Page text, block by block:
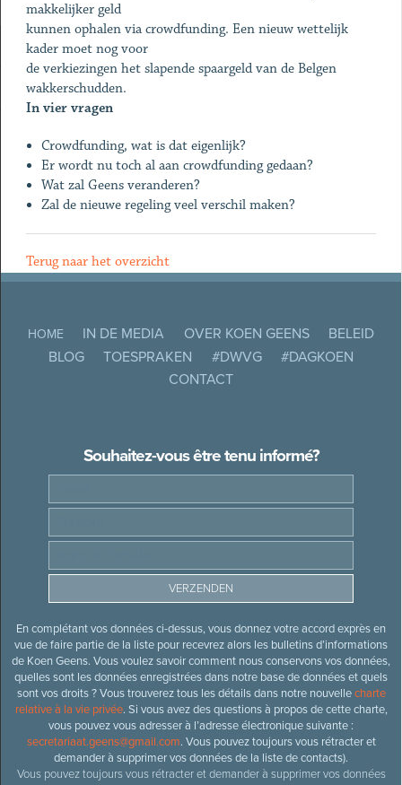
makkelijker geld
kunnen ophalen via crowdfunding. Een nieuw wettelijk
kader moet nog voor
de verkiezingen het slapende spaargeld van de Belgen
wakkerschudden.
In vier vragen
Crowdfunding, wat is dat eigenlijk?
Er wordt nu toch al aan crowdfunding gedaan?
Wat zal Geens veranderen?
Zal de nieuwe regeling veel verschil maken?
Terug naar het overzicht
HOME IN DE MEDIA OVER KOEN GEENS
BELEID
BLOG
TOESPRAKEN #DWVG
#DAGKOEN
CONTACT
Souhaitez-vous être tenu informé?
En complétant vos données ci-dessus, vous donnez votre accord exprès en
vue de faire partie de la liste pour recevrez alors les bulletins d’informations
de Koen Geens. Vous voulez savoir comment nous conservons vos données,
quelles sont les données enregistrées dans notre base de données et quels
sont vos droits ? Vous trouverez tous les détails dans notre nouvellecharte
relative à la vie privée. Si vous avez des questions à propos de cette charte,
vous pouvez vous adresser à l’adresse électronique suivante :
secretariaat.geens@gmail.com. Vous pouvez toujours vous rétracter et
demander à supprimer vos données de la liste de contacts).
Vous pouvez toujours vous rétracter et demander à supprimer vos données